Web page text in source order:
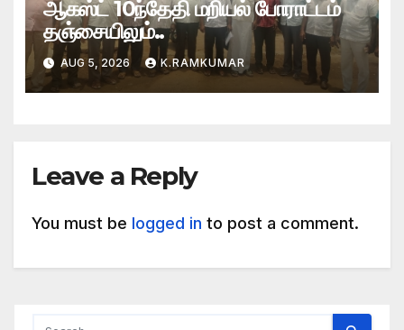
ஆகஸ்ட் 10ந்தேதி மறியல் போராட்டம்
தஞ்சையிலும்..
AUG 5, 2026 K.RAMKUMAR
Leave a Reply
You must be logged in to post a comment.